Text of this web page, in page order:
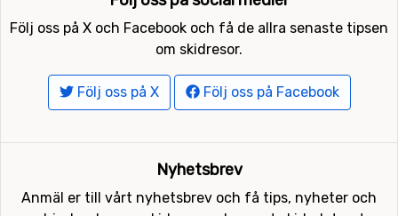
Följ oss på X och Facebook och få de allra senaste tipsen
om skidresor.
Följ oss på X Följ oss på Facebook
Nyhetsbrev
Anmäl er till vårt nyhetsbrev och få tips, nyheter och